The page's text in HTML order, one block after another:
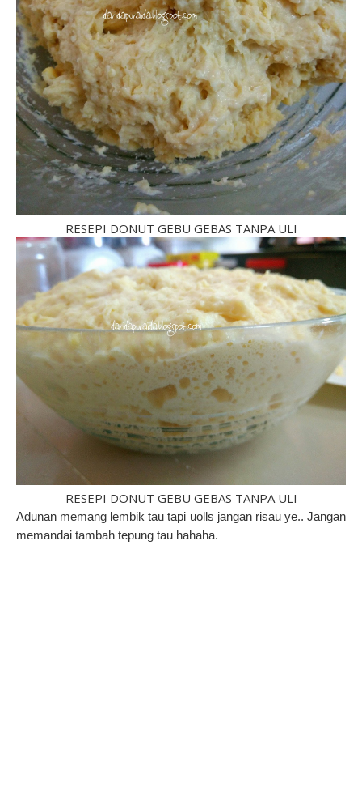
RESEPI DONUT GEBU GEBAS TANPA ULI
RESEPI DONUT GEBU GEBAS TANPA ULI
Adunan memang lembik tau tapi uolls jangan risau ye.. Jangan
memandai tambah tepung tau hahaha.